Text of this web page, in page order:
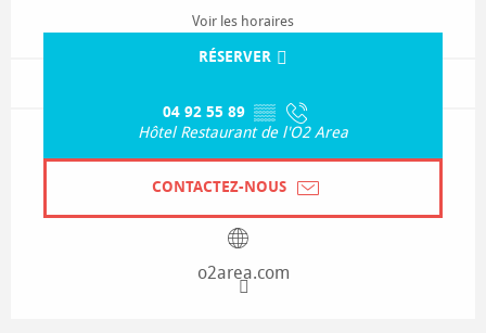
Voir les horaires
RÉSERVER
04 92 55 89 ▒▒
Hôtel Restaurant de l'O2 Area
CONTACTEZ-NOUS
o2area.com